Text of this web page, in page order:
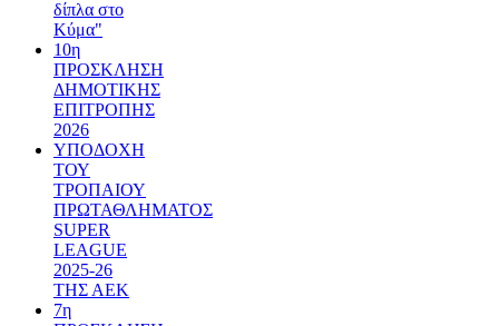
δίπλα στο
Κύμα"
10η
ΠΡΟΣΚΛΗΣΗ
ΔΗΜΟΤΙΚΗΣ
ΕΠΙΤΡΟΠΗΣ
2026
ΥΠΟΔΟΧΗ
ΤΟΥ
ΤΡΟΠΑΙΟΥ
ΠΡΩΤΑΘΛΗΜΑΤΟΣ
SUPER
LEAGUE
2025-26
ΤΗΣ ΑΕΚ
7η